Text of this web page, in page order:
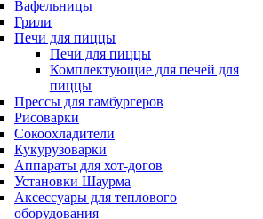
Вафельницы
Грили
Печи для пиццы
Печи для пиццы
Комплектующие для печей для
пиццы
Прессы для гамбургеров
Рисоварки
Сокоохладители
Кукурузоварки
Аппараты для хот-догов
Установки Шаурма
Аксессуары для теплового
оборудования